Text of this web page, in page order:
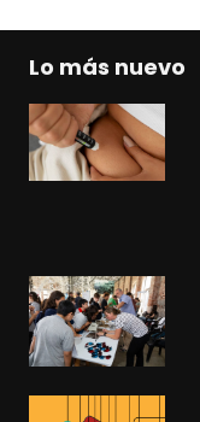
Lo más nuevo